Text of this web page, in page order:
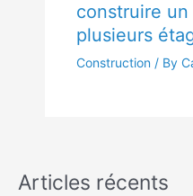
construire
plusieurs
Construction / By
Articles récents